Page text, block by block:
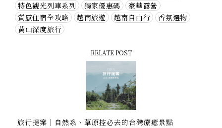
特色觀光列車系列
獨家優惠碼
豪華露營
質感住宿全攻略
越南旅遊 越南自由行
香氛選物
黃山深度旅行
RELATE POST
旅行提案｜自然系、草原控必去的台灣療癒景點